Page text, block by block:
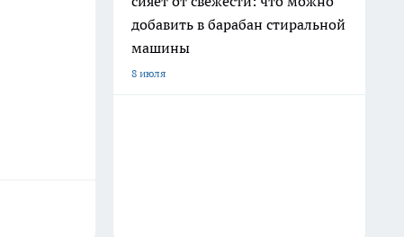
добавить в барабан стиральной
машины
8 июля